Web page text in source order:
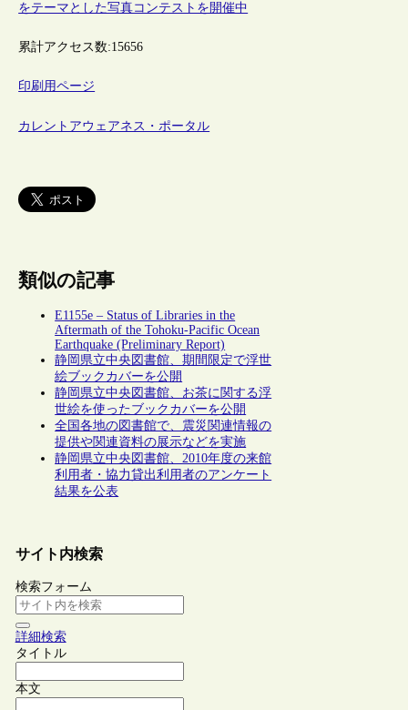
をテーマとした写真コンテストを開催中
累計アクセス数:15656
印刷用ページ
カレントアウェアネス・ポータル
類似の記事
E1155e – Status of Libraries in the
Aftermath of the Tohoku-Pacific Ocean
Earthquake (Preliminary Report)
静岡県立中央図書館、期間限定で浮世
絵ブックカバーを公開
静岡県立中央図書館、お茶に関する浮
世絵を使ったブックカバーを公開
全国各地の図書館で、震災関連情報の
提供や関連資料の展示などを実施
静岡県立中央図書館、2010年度の来館
利用者・協力貸出利用者のアンケート
結果を公表
サイト内検索
検索フォーム
詳細検索
タイトル
本文